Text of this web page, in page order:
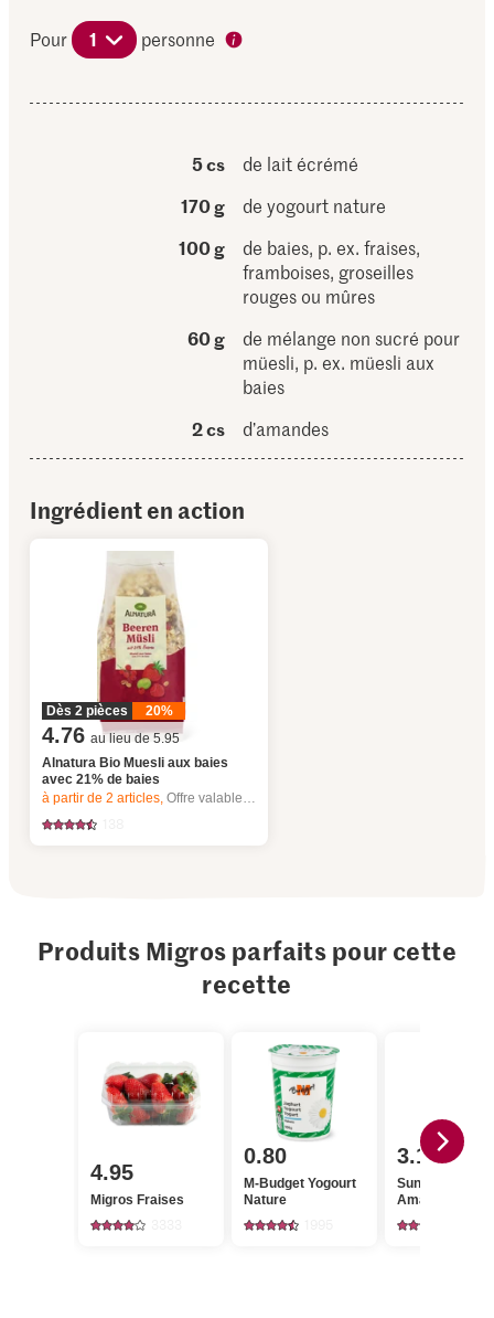
Pour 1 personne
5 cs
de lait écrémé
170 g
de yogourt nature
100 g
de baies, p. ex. fraises,
framboises, groseilles
rouges ou mûres
60 g
de mélange non sucré pour
müesli, p. ex. müesli aux
baies
2 cs
d’amandes
Ingrédient en action
Dès 2 pièces 20%
4.76 au lieu de 5.95
Alnatura Bio Muesli aux baies
avec 21% de baies
à partir de 2articles,Offre valable du 6.8 au 12.8.2026, jusqu’à épuisement du stock.
Produits Migros parfaits pour cette
recette
4.95
Migros Fraises
0.80
M-Budget Yogourt
Nature
3.10
Sun Queen
Amandes